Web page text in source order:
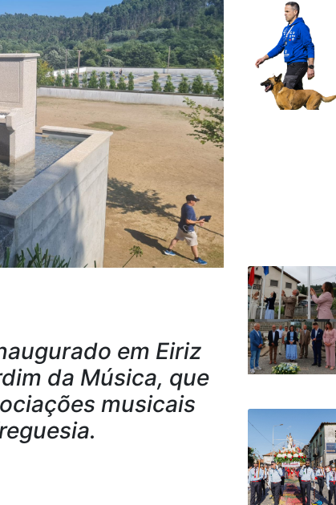
em Eiriz
da Música, que
musicais